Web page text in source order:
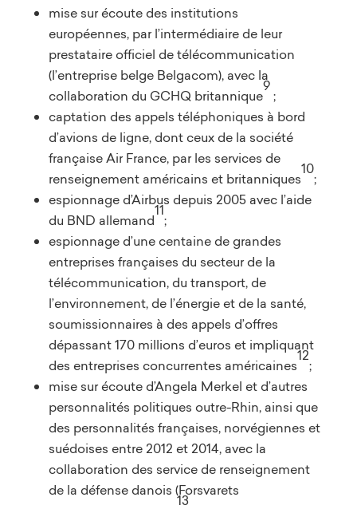
mise sur écoute des institutions
européennes, par l’intermédiaire de leur
prestataire officiel de télécommunication
(l’entreprise belge Belgacom), avec la
collaboration du GCHQ britannique
9
;
captation des appels téléphoniques à bord
d’avions de ligne, dont ceux de la société
française Air France, par les services de
renseignement américains et britanniques
10
;
espionnage d’Airbus depuis 2005 avec l’aide
du BND allemand
11
;
espionnage d’une centaine de grandes
entreprises françaises du secteur de la
télécommunication, du transport, de
l’environnement, de l’énergie et de la santé,
soumissionnaires à des appels d’offres
dépassant 170 millions d’euros et impliquant
des entreprises concurrentes américaines
12
;
mise sur écoute d’Angela Merkel et d’autres
personnalités politiques outre-Rhin, ainsi que
des personnalités françaises, norvégiennes et
suédoises entre 2012 et 2014, avec la
collaboration des service de renseignement
de la défense danois (Forsvarets
13